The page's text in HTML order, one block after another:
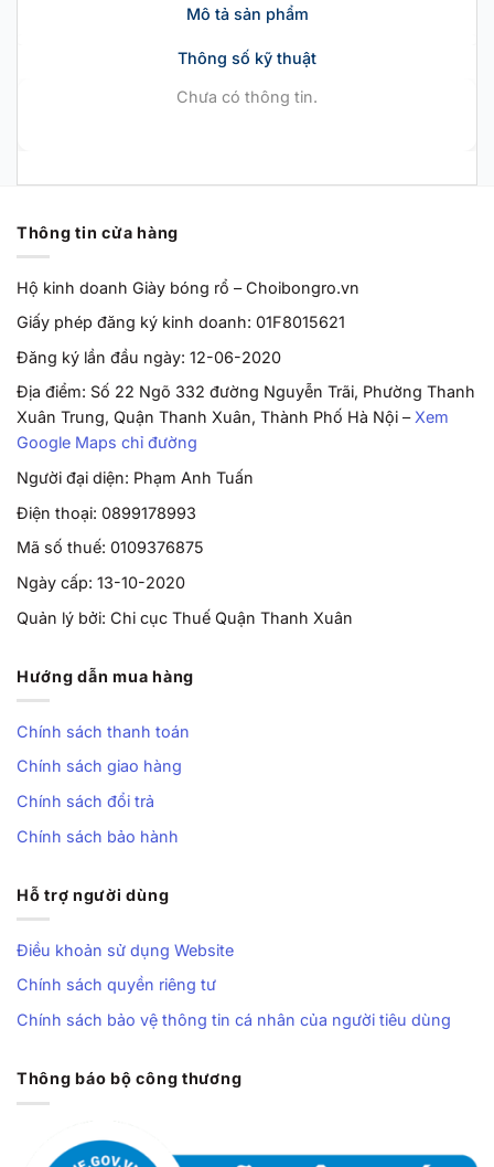
Mô tả sản phẩm
Thông số kỹ thuật
Chưa có thông tin.
Thông tin cửa hàng
Hộ kinh doanh Giày bóng rổ – Choibongro.vn
Giấy phép đăng ký kinh doanh: 01F8015621
Đăng ký lần đầu ngày: 12-06-2020
Địa điểm: Số 22 Ngõ 332 đường Nguyễn Trãi, Phường Thanh
Xuân Trung, Quận Thanh Xuân, Thành Phố Hà Nội –Xem
Google Maps chỉ đường
Người đại diện: Phạm Anh Tuấn
Điện thoại: 0899178993
Mã số thuế: 0109376875
Ngày cấp: 13-10-2020
Quản lý bởi: Chi cục Thuế Quận Thanh Xuân
Hướng dẫn mua hàng
Chính sách thanh toán
Chính sách giao hàng
Chính sách đổi trả
Chính sách bảo hành
Hỗ trợ người dùng
Điều khoản sử dụng Website
Chính sách quyền riêng tư
Chính sách bảo vệ thông tin cá nhân của người tiêu dùng
Thông báo bộ công thương